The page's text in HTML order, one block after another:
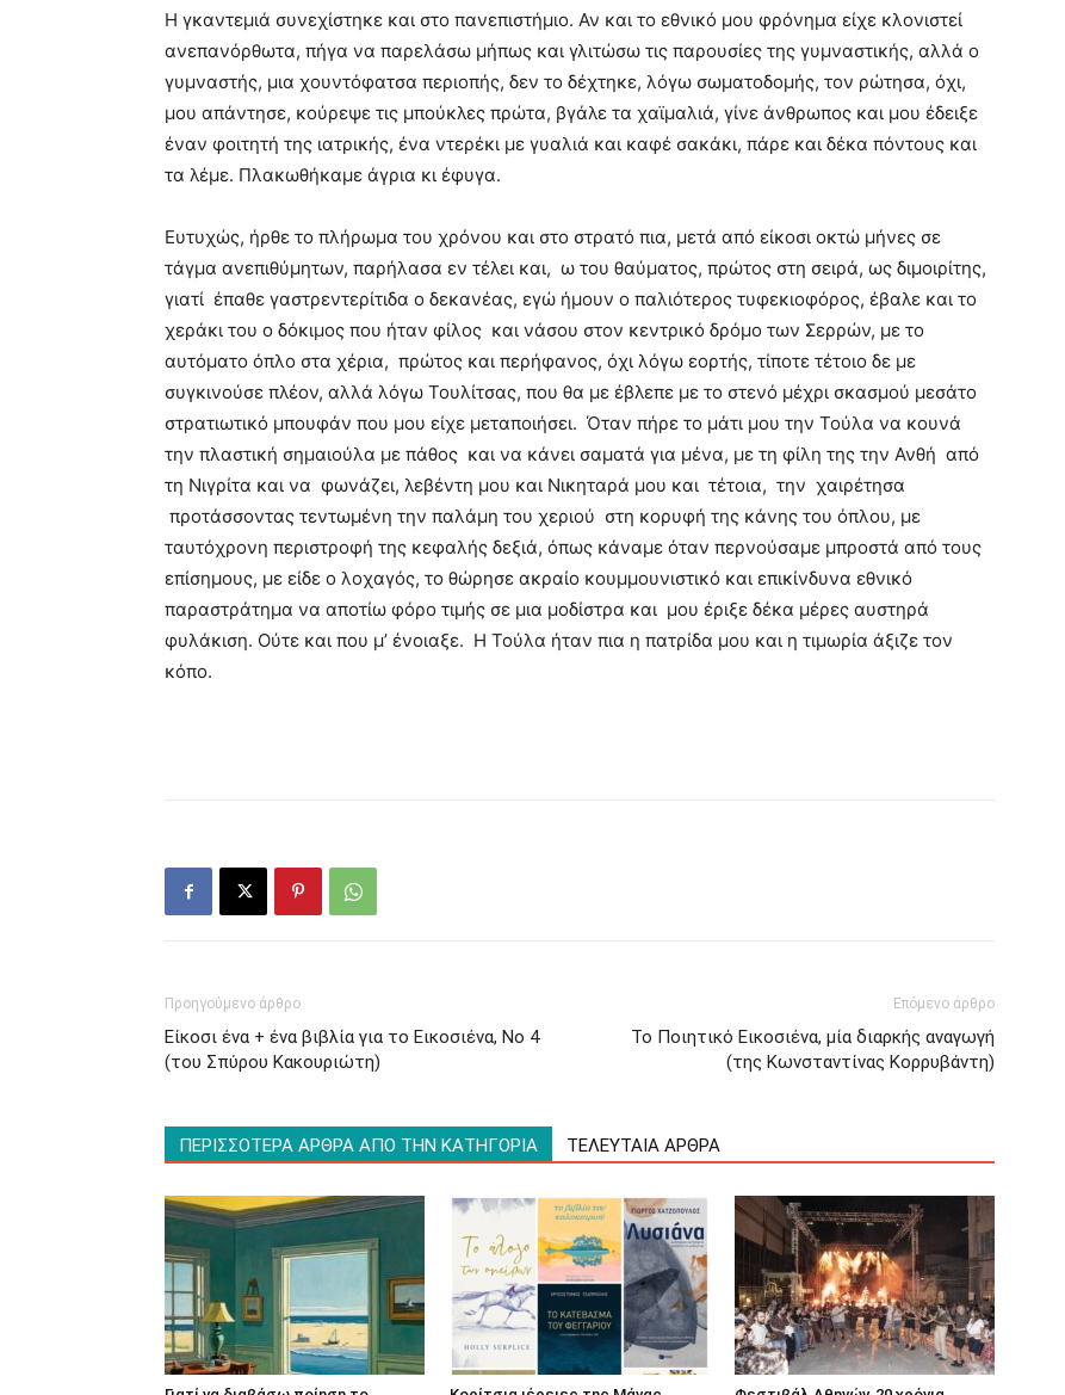
Η γκαντεμιά συνεχίστηκε και στο πανεπιστήμιο. Αν και το εθνικό μου φρόνημα είχε κλονιστεί
ανεπανόρθωτα, πήγα να παρελάσω μήπως και γλιτώσω τις παρουσίες της γυμναστικής, αλλά ο
γυμναστής, μια χουντόφατσα περιοπής, δεν το δέχτηκε, λόγω σωματοδομής, τον ρώτησα, όχι,
μου απάντησε, κούρεψε τις μπούκλες πρώτα, βγάλε τα χαϊμαλιά, γίνε άνθρωπος και μου έδειξε
έναν φοιτητή της ιατρικής, ένα ντερέκι με γυαλιά και καφέ σακάκι, πάρε και δέκα πόντους και
τα λέμε. Πλακωθήκαμε άγρια κι έφυγα.
Ευτυχώς, ήρθε το πλήρωμα του χρόνου και στο στρατό πια, μετά από είκοσι οκτώ μήνες σε
τάγμα ανεπιθύμητων, παρήλασα εν τέλει και, ω του θαύματος, πρώτος στη σειρά, ως διμοιρίτης,
γιατί έπαθε γαστρεντερίτιδα ο δεκανέας, εγώ ήμουν ο παλιότερος τυφεκιοφόρος, έβαλε και το
χεράκι του ο δόκιμος που ήταν φίλος και νάσου στον κεντρικό δρόμο των Σερρών, με το
αυτόματο όπλο στα χέρια, πρώτος και περήφανος, όχι λόγω εορτής, τίποτε τέτοιο δε με
συγκινούσε πλέον, αλλά λόγω Τουλίτσας, που θα με έβλεπε με το στενό μέχρι σκασμού μεσάτο
στρατιωτικό μπουφάν που μου είχε μεταποιήσει. Όταν πήρε το μάτι μου την Τούλα να κουνά
την πλαστική σημαιούλα με πάθος και να κάνει σαματά για μένα, με τη φίλη της την Ανθή από
τη Νιγρίτα και να φωνάζει, λεβέντη μου και Νικηταρά μου και τέτοια, την χαιρέτησα
προτάσσοντας τεντωμένη την παλάμη του χεριού στη κορυφή της κάνης του όπλου, με
ταυτόχρονη περιστροφή της κεφαλής δεξιά, όπως κάναμε όταν περνούσαμε μπροστά από τους
επίσημους, με είδε ο λοχαγός, το θώρησε ακραίο κουμμουνιστικό και επικίνδυνα εθνικό
παραστράτημα να αποτίω φόρο τιμής σε μια μοδίστρα και μου έριξε δέκα μέρες αυστηρά
φυλάκιση. Ούτε και που μ’ ένοιαξε. Η Τούλα ήταν πια η πατρίδα μου και η τιμωρία άξιζε τον
κόπο.
Προηγούμενο άρθρο
Είκοσι ένα + ένα βιβλία για το Εικοσιένα, Νο 4
(του Σπύρου Κακουριώτη)
Επόμενο άρθρο
Το Ποιητικό Εικοσιένα, μία διαρκής αναγωγή
(της Κωνσταντίνας Κορρυβάντη)
ΠΕΡΙΣΣΟΤΕΡΑ ΑΡΘΡΑ ΑΠΟ ΤΗΝ ΚΑΤΗΓΟΡΙΑ ΤΕΛΕΥΤΑΙΑ ΑΡΘΡΑ